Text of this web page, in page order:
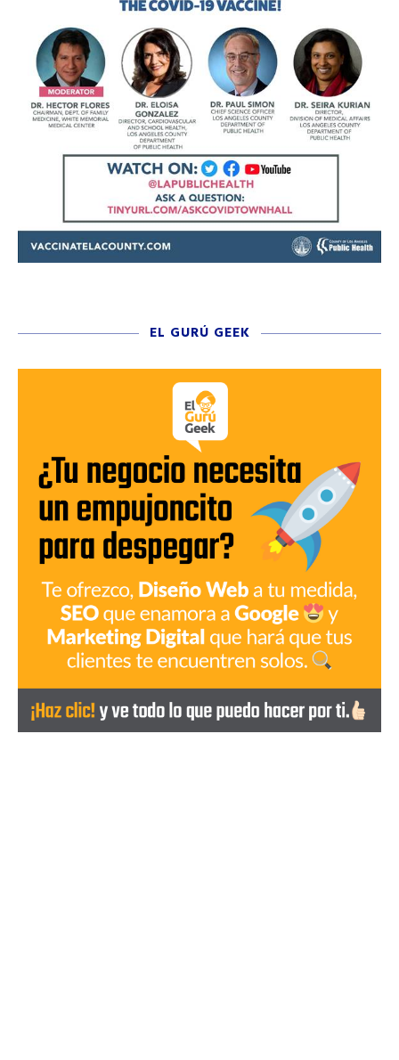
EL GURÚ GEEK